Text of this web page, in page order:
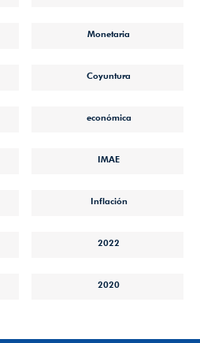
Monetaria
Coyuntura
económica
IMAE
Inflación
2022
2020